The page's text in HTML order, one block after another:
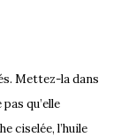
Mettez-la dans
qu’elle
ciselée, l’huile